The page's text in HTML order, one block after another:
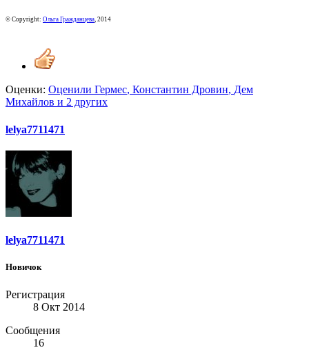
© Copyright: Ольга Гражданцева, 2014
Оценки: Оценили Гермес, Константин Дровин, Дем
Михайлов и 2 других
lelya7711471
lelya7711471
Новичок
Регистрация
8 Окт 2014
Сообщения
16